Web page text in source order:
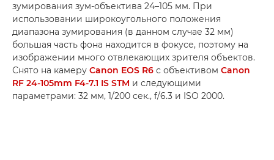
зумирования зум-объектива 24–105 мм. При
использовании широкоугольного положения
диапазона зумирования (в данном случае 32 мм)
большая часть фона находится в фокусе, поэтому на
изображении много отвлекающих зрителя объектов.
Снято на камеру Canon EOS R6 с объективом Canon
RF 24-105mm F4-7.1 IS STM и следующими
параметрами: 32 мм, 1/200 сек., f/6.3 и ISO 2000.